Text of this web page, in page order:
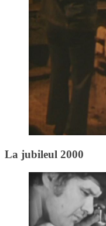
La jubileul 2000